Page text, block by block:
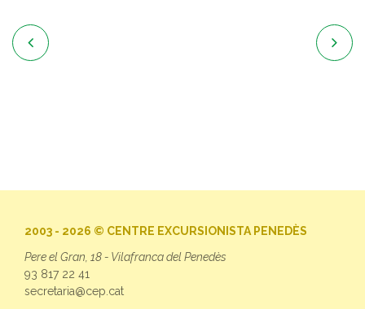
 
2003 - 2026 © CENTRE EXCURSIONISTA PENEDÈS
Pere el Gran, 18 - Vilafranca del Penedès
93 817 22 41
secretaria@cep.cat